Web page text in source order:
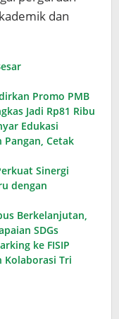
dan
Promo PMB
Jadi Rp81 Ribu
Edukasi
Cetak
Sinergi
dengan
Berkelanjutan,
SDGs
ke FISIP
Kolaborasi Tri